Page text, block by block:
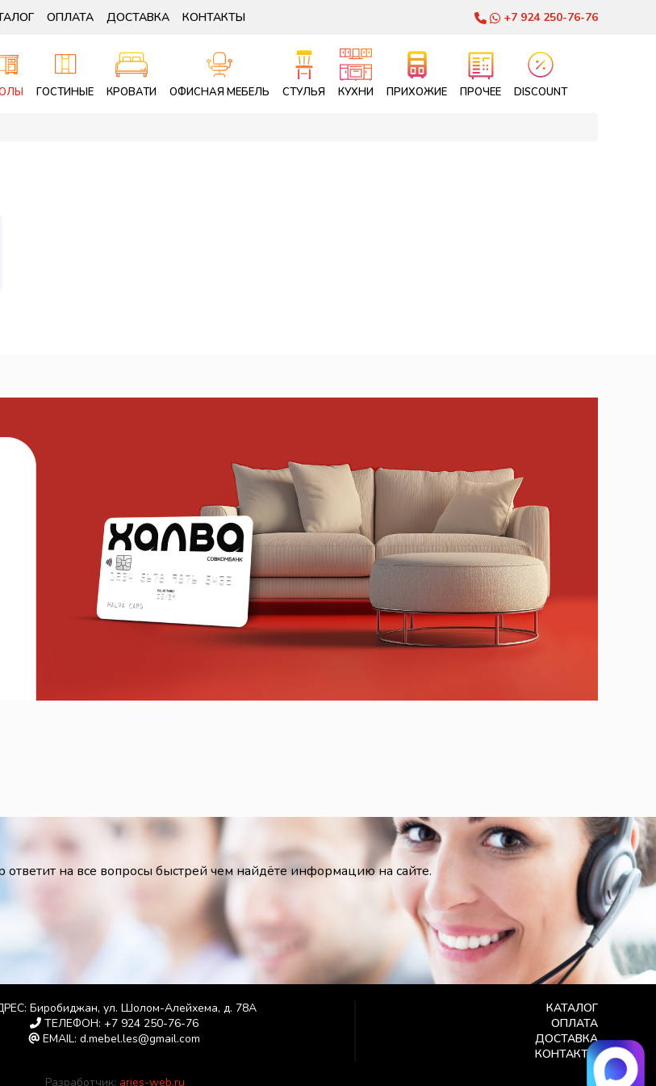
ОПЛАТА ДОСТАВКА КОНТАКТЫ +7 924 250-76-76
ГОСТИНЫЕ КРОВАТИ ОФИСНАЯ МЕБЕЛЬ СТУЛЬЯ КУХНИ ПРИХОЖИЕ ПРОЧЕЕ DISCOUNT
на все вопросы быстрей чем найдёте информацию на сайте.
Биробиджан, ул. Шолом-Алейхема, д. 78А
ТЕЛЕФОН: +7 924 250-76-76
EMAIL: d.mebel.les@gmail.com
КАТАЛОГ
ОПЛАТА
ДОСТАВКА
КОНТАКТЫ
Разработчик: aries-web.ru